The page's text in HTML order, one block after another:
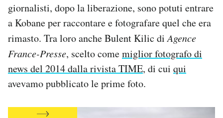
giornalisti, dopo la liberazione, sono potuti entrare
a Kobane per raccontare e fotografare quel che era
rimasto. Tra loro anche Bulent Kilic diAgence
France-Presse, scelto comemiglior fotografo di
news del 2014 dalla rivista TIME, di cui qui
avevamo pubblicato le prime foto.